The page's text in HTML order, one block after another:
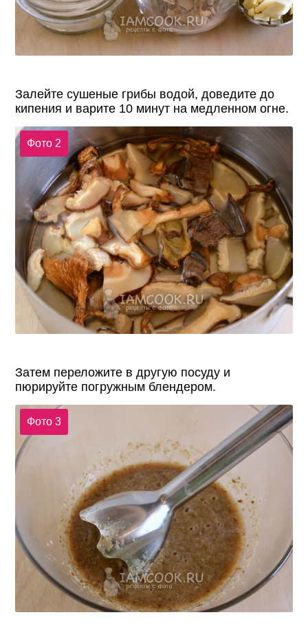
Залейте сушеные грибы водой, доведите до
кипения и варите 10 минут на медленном огне.
Фото 2
Затем переложите в другую посуду и
пюрируйте погружным блендером.
Фото 3